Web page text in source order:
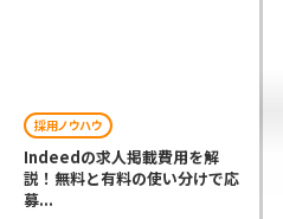
採用ノウハウ
Indeedの求人掲載費用を解
説！無料と有料の使い分けで応
募...